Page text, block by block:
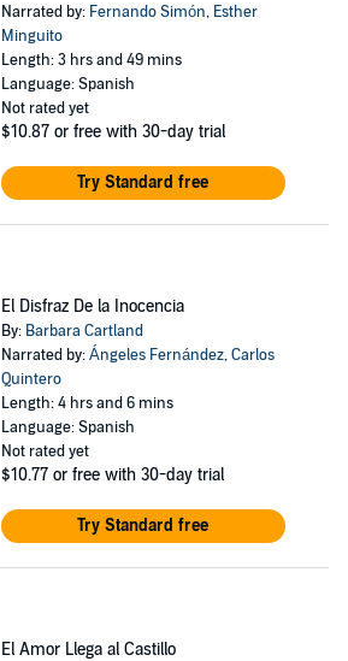
Narrated by: Fernando Simón, Esther
Minguito
Length: 3 hrs and 49 mins
Language: Spanish
Not rated yet
$10.87 or free with 30-day trial
Try Standard free
El Disfraz De la Inocencia
By: Barbara Cartland
Narrated by:Ángeles Fernández,Carlos
Quintero
Length: 4 hrs and 6 mins
Language: Spanish
Not rated yet
$10.77 or free with 30-day trial
Try Standard free
El Amor Llega al Castillo